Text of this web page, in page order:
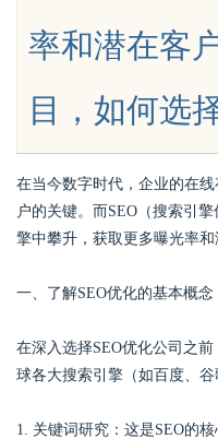
Bo
率和潜在客
目，如何选
在当今数字时代，企业的在
户的关键。而SEO（搜索引
擎中攀升，获取更多曝光率
一、了解SEO优化的基本概念
在深入选择SEO优化公司之
球各大搜索引擎（如百度、
1. 关键词研究：这是SEO的